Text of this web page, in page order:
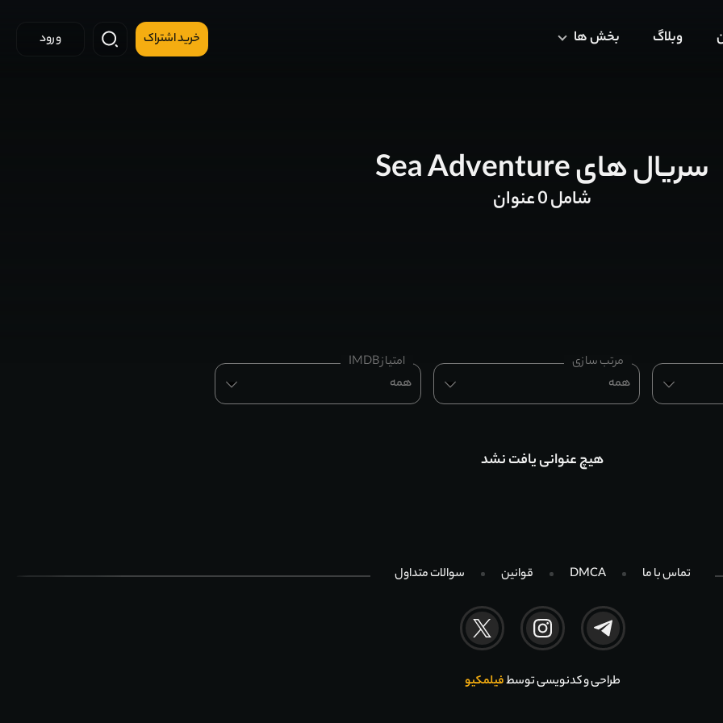
وبلاگ بخش ها خرید اشتراک ورود
سریال های Sea Adventure
شامل 0 عنوان
مرتب سازی
همه
امتیاز IMDB
همه
هیچ عنوانی یافت نشد
تماس با ما DMCA قوانین سوالات متداول
طراحی و کدنویسی توسطفیلمکیو